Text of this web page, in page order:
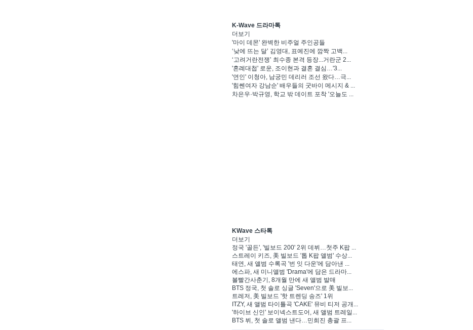
K-Wave 드라마톡
더보기
'마이 데몬' 완벽한 비주얼 주인공들
‘낮에 뜨는 달’ 김영대, 표예진에 깜짝 고백...
‘고려거란전쟁’ 최수종 본격 등장...거란군 2...
'혼례대첩' 로운, 조이현과 결혼 결심…'3...
'연인' 이청아, 남궁민 데리러 조선 왔다…극...
'힘쎈여자 강남순' 배우들의 굿바이 메시지 & ...
차은우·박규영, 학교 밖 데이트 포착 '오늘도 ...
KWave 스타톡
더보기
정국 '골든', '빌보드 200' 2위 데뷔…첫주 K팝 ...
스트레이 키즈, 美 빌보드 '톱 K팝 앨범' 수상...
태연, 새 앨범 수록곡 '번 잇 다운'에 담아낸 ...
에스파, 새 미니앨범 'Drama'에 담은 드라마...
볼빨간사춘기, 8개월 만에 새 앨범 발매
BTS 정국, 첫 솔로 싱글 'Seven'으로 美 빌보...
트레저, 美 빌보드 '핫 트렌딩 송즈' 1위
ITZY, 새 앨범 타이틀곡 'CAKE' 뮤비 티저 공개...
'하이브 신인' 보이넥스트도어, 새 앨범 트레일...
BTS 뷔, 첫 솔로 앨범 낸다…민희진 총괄 프...